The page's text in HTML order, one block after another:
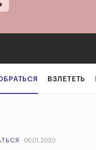
ВЗЛЕТЕТЬ
06.01.2020